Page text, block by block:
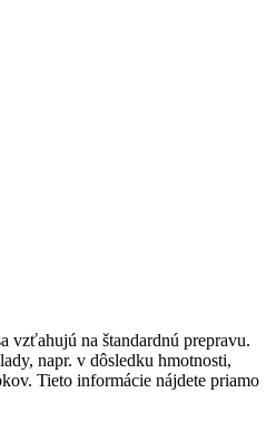
vzťahujú na štandardnú prepravu.
napr. v dôsledku hmotnosti,
Tieto informácie nájdete priamo